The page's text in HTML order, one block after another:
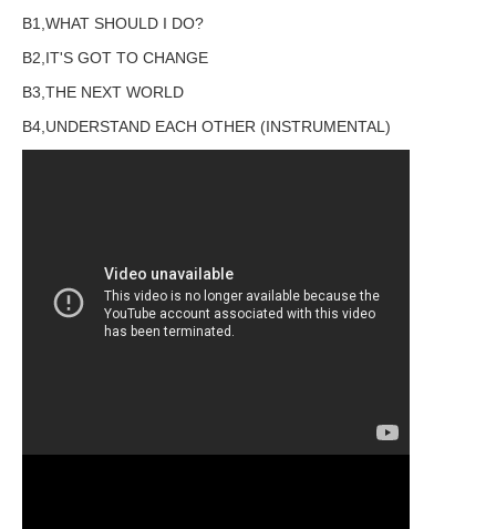
B1,WHAT SHOULD I DO?
B2,IT'S GOT TO CHANGE
B3,THE NEXT WORLD
B4,UNDERSTAND EACH OTHER (INSTRUMENTAL)